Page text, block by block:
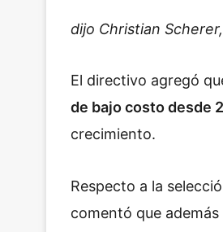
dijo Christian
El directivo agregó
de bajo costo desde
crecimiento.
Respecto a la
comentó que